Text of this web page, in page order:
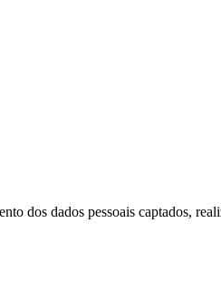
dos dados pessoais captados,